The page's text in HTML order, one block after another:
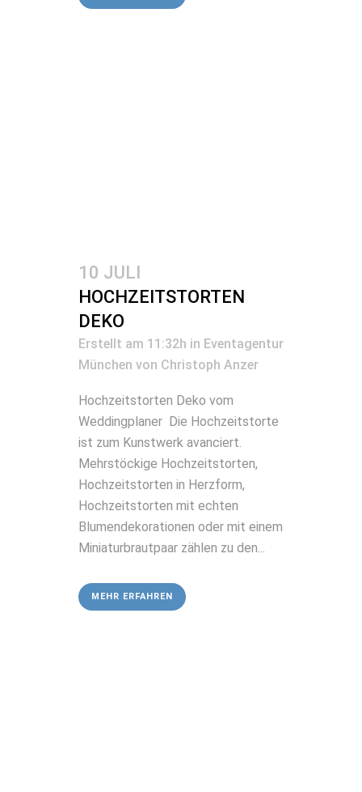
10 JULI
HOCHZEITSTORTEN
DEKO
Erstellt am 11:32h in Eventagentur
München von Christoph Anzer
Hochzeitstorten Deko vom
Weddingplaner Die Hochzeitstorte
ist zum Kunstwerk avanciert.
Mehrstöckige Hochzeitstorten,
Hochzeitstorten in Herzform,
Hochzeitstorten mit echten
Blumendekorationen oder mit einem
Miniaturbrautpaar zählen zu den...
MEHR ERFAHREN